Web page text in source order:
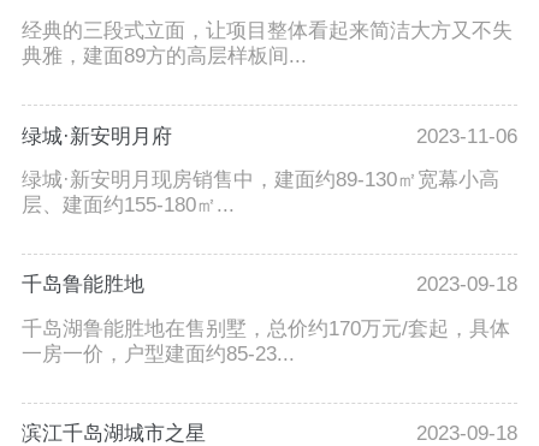
经典的三段式立面，让项目整体看起来简洁大方又不失
典雅，建面89方的高层样板间...
绿城·新安明月府
2023-11-06
绿城·新安明月现房销售中，建面约89-130㎡宽幕小高
层、建面约155-180㎡...
千岛鲁能胜地
2023-09-18
千岛湖鲁能胜地在售别墅，总价约170万元/套起，具体
一房一价，户型建面约85-23...
滨江千岛湖城市之星
2023-09-18